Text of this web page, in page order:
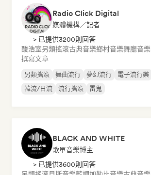
Radio Click Digital
媒體機構／記者
> 已提供3200則回答
酸浩室另類搖滾古典音樂鄉村音樂舞廳音樂
撰寫文章
另類搖滾 舞曲流行 夢幻流行 電子流行樂
韓流/日流
流行搖滾 雷鬼
BLACK AND WHITE
歌單音樂博主
> 已提供3600則回答